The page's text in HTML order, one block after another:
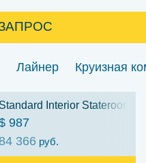
Лайнер Круизная
Standard Interior Stateroom:
987
366 руб.